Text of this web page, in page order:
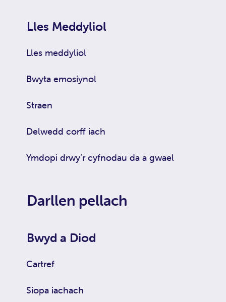
Lles Meddyliol
Lles meddyliol
Bwyta emosiynol
Straen
Delwedd corff iach
Ymdopi drwy’r cyfnodau da a gwael
Darllen pellach
Bwyd a Diod
Cartref
Siopa iachach